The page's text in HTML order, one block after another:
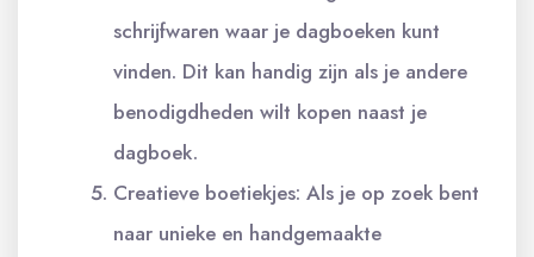
schrijfwaren waar je dagboeken kunt
vinden. Dit kan handig zijn als je andere
benodigdheden wilt kopen naast je
dagboek.
Creatieve boetiekjes: Als je op zoek bent
naar unieke en handgemaakte